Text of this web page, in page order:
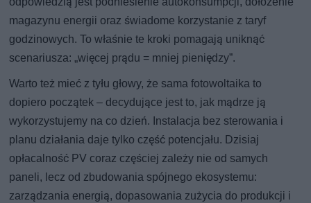
magazynu energii oraz świadome korzystanie z taryf
godzinowych. To właśnie te kroki pomagają uniknąć
scenariusza: „więcej prądu = mniej pieniędzy”.
Warto też mieć z tyłu głowy, że sama fotowoltaika to
dopiero początek – decydujące jest to, jak mądrze ją
wykorzystujemy na co dzień. Instalacja bez sterowania i
planu działania daje tylko część potencjału. Dzisiaj
opłacalność PV coraz częściej zależy nie od samych
paneli, lecz od zbudowania spójnego ekosystemu:
zarządzania energią, dopasowania zużycia do produkcji i